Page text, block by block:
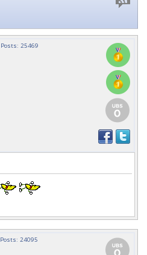
Posts: 25469
Posts: 24095